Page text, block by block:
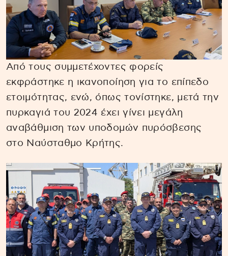
Από τους συμμετέχοντες φορείς
εκφράστηκε η ικανοποίηση για το επίπεδο
ετοιμότητας, ενώ, όπως τονίστηκε, μετά την
πυρκαγιά του 2024 έχει γίνει μεγάλη
αναβάθμιση των υποδομών πυρόσβεσης
στο Ναύσταθμο Κρήτης.